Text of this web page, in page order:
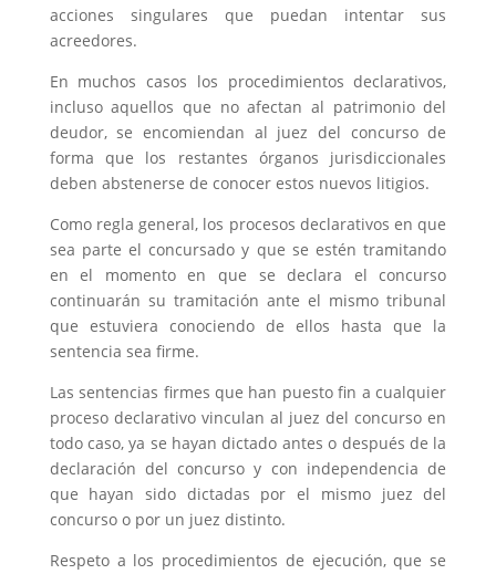
acciones singulares que puedan intentar sus
acreedores.
En muchos casos los procedimientos declarativos,
incluso aquellos que no afectan al patrimonio del
deudor, se encomiendan al juez del concurso de
forma que los restantes órganos jurisdiccionales
deben abstenerse de conocer estos nuevos litigios.
Como regla general, los procesos declarativos en que
sea parte el concursado y que se estén tramitando
en el momento en que se declara el concurso
continuarán su tramitación ante el mismo tribunal
que estuviera conociendo de ellos hasta que la
sentencia sea firme.
Las sentencias firmes que han puesto fin a cualquier
proceso declarativo vinculan al juez del concurso en
todo caso, ya se hayan dictado antes o después de la
declaración del concurso y con independencia de
que hayan sido dictadas por el mismo juez del
concurso o por un juez distinto.
Respeto a los procedimientos de ejecución, que se